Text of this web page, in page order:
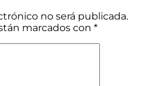
no será publicada.
marcados con *